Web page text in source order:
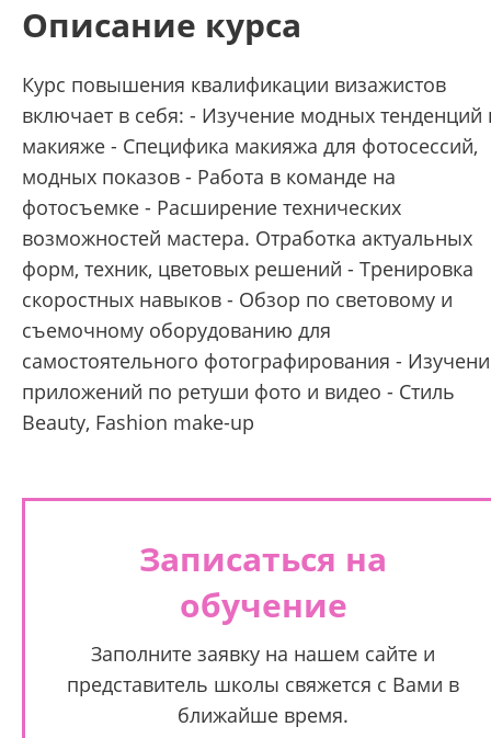
Описание курса
Курс повышения квалификации визажистов
включает в себя: - Изучение модных тенденций
макияже - Специфика макияжа для фотосессий,
модных показов - Работа в команде на
фотосъемке - Расширение технических
возможностей мастера. Отработка актуальных
форм, техник, цветовых решений - Тренировка
скоростных навыков - Обзор по световому и
съемочному оборудованию для
самостоятельного фотографирования -
приложений по ретуши фото и видео - Стиль
Beauty, Fashion make-up
Записаться на
обучение
Заполните заявку на нашем сайте и
представитель школы свяжется с Вами в
ближайше время.